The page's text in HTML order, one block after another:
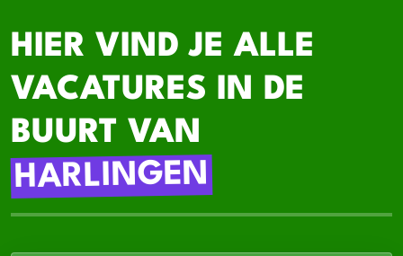
HIER VIND JE ALLE
VACATURES IN DE
BUURT VAN
HARLINGEN